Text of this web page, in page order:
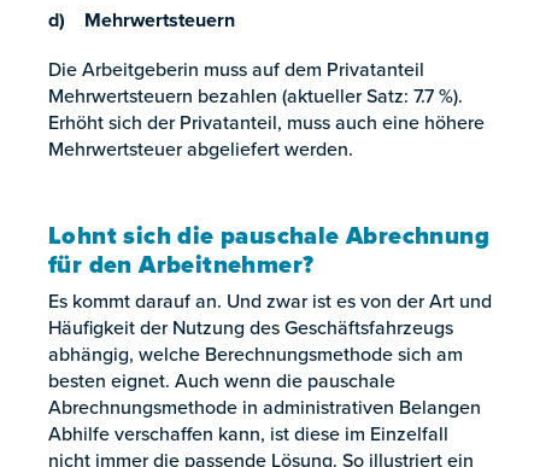
d) Mehrwertsteuern
Die Arbeitgeberin muss auf dem Privatanteil
Mehrwertsteuern bezahlen (aktueller Satz: 7.7 %).
Erhöht sich der Privatanteil, muss auch eine höhere
Mehrwertsteuer abgeliefert werden.
Lohnt sich die pauschale Abrechnung
für den Arbeitnehmer?
Es kommt darauf an. Und zwar ist es von der Art und
Häufigkeit der Nutzung des Geschäftsfahrzeugs
abhängig, welche Berechnungsmethode sich am
besten eignet. Auch wenn die pauschale
Abrechnungsmethode in administrativen Belangen
Abhilfe verschaffen kann, ist diese im Einzelfall
nicht immer die passende Lösung. So illustriert ein